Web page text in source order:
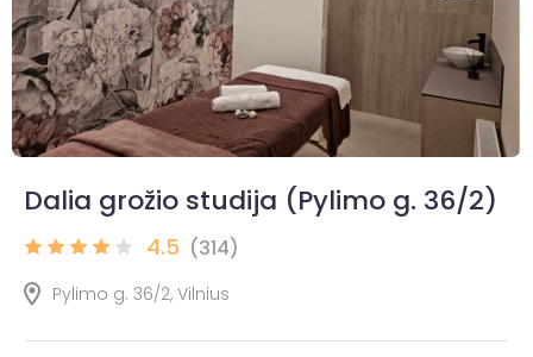
Dalia grožio studija (Pylimo g. 36/2)
4.5 (314)
Pylimo g. 36/2, Vilnius